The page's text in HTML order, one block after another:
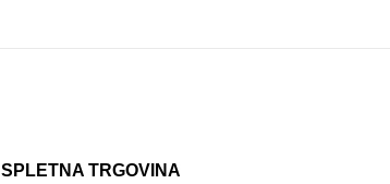
SPLETNA TRGOVINA